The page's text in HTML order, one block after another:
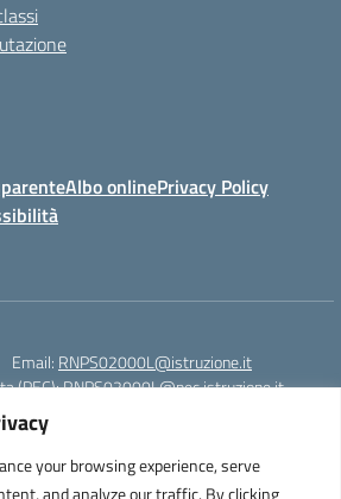
your browsing experience, serve
and analyze our traffic. By clicking
Albo onlinePrivacy Policy
Email: RNPS02000L@istruzione.it
(PEC):RNPS02000L@pec.istruzione.it